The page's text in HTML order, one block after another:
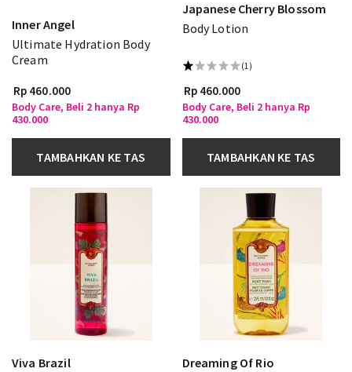
Inner Angel
Ultimate Hydration Body
Cream
Rp 460.000
Body Care, Beli 2 hanya Rp
430.000
TAMBAHKAN KE TAS
Japanese Cherry Blossom
Body Lotion
(1)
Rp 460.000
Body Care, Beli 2 hanya Rp
430.000
TAMBAHKAN KE TAS
Viva Brazil
Dreaming Of Rio